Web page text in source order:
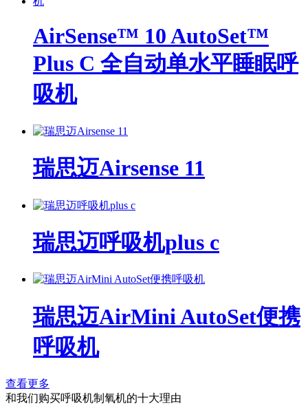
AirSense™ 10 AutoSet™
Plus C 全自动单水平睡眠呼
吸机
瑞思迈Airsense 11
瑞思迈呼吸机plus c
瑞思迈AirMini AutoSet便携
呼吸机
查看更多
和我们购买呼吸机制氧机的十大理由